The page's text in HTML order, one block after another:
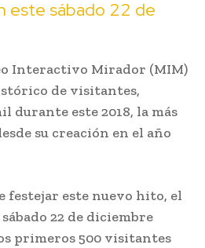
este sábado 22 de
Interactivo Mirador (MIM)
de visitantes,
durante este 2018, la más
su creación en el año
festejar este nuevo hito, el
22 de diciembre
primeros 500 visitantes